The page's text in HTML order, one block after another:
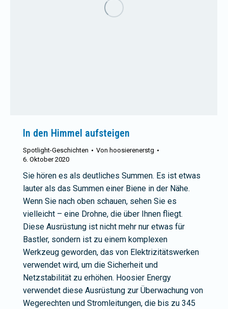
In den Himmel aufsteigen
Spotlight-Geschichten Von hoosierenerstg
6. Oktober 2020
Sie hören es als deutliches Summen. Es ist etwas
lauter als das Summen einer Biene in der Nähe.
Wenn Sie nach oben schauen, sehen Sie es
vielleicht – eine Drohne, die über Ihnen fliegt.
Diese Ausrüstung ist nicht mehr nur etwas für
Bastler, sondern ist zu einem komplexen
Werkzeug geworden, das von Elektrizitätswerken
verwendet wird, um die Sicherheit und
Netzstabilität zu erhöhen. Hoosier Energy
verwendet diese Ausrüstung zur Überwachung von
Wegerechten und Stromleitungen, die bis zu 345